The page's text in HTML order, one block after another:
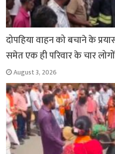
दोपहिया वाहन को बचाने के
समेत एक ही परिवार के चार
August 3, 2026